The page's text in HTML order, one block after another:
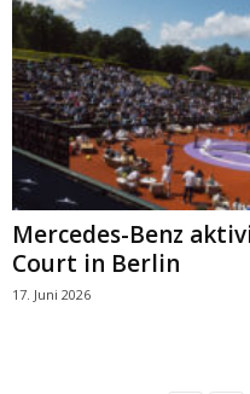
Mercedes-Benz
Court in Berlin
17. Juni 2026